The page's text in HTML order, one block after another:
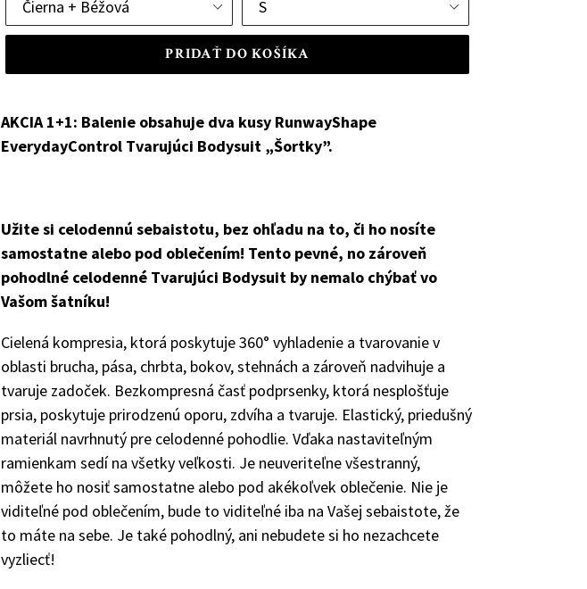
PRIDAŤ DO KOŠÍKA
AKCIA 1+1: Balenie obsahuje dva kusy RunwayShape
EverydayControl Tvarujúci Bodysuit „Šortky”.
Užite si celodennú sebaistotu, bez ohľadu na to, či ho nosíte
samostatne alebo pod oblečením! Tento pevné, no zároveň
pohodlné celodenné Tvarujúci Bodysuit by nemalo chýbať vo
Vašom šatníku!
Cielená kompresia, ktorá poskytuje 360° vyhladenie a tvarovanie v
oblasti brucha, pása, chrbta, bokov, stehnách a zároveň nadvihuje a
tvaruje zadoček. Bezkompresná časť podprsenky, ktorá nesplošťuje
prsia, poskytuje prirodzenú oporu, zdvíha a tvaruje. Elastický, priedušný
materiál navrhnutý pre celodenné pohodlie. Vďaka nastaviteľným
ramienkam sedí na všetky veľkosti. Je neuveriteľne všestranný,
môžete ho nosiť samostatne alebo pod akékoľvek oblečenie. Nie je
viditeľné pod oblečením, bude to viditeľné iba na Vašej sebaistote, že
to máte na sebe. Je také pohodlný, ani nebudete si ho nezachcete
vyzliecť!